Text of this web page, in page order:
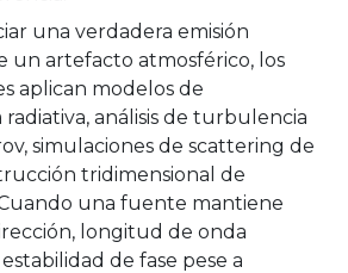
una verdadera emisión
un artefacto atmosférico, los
aplican modelos de
análisis de turbulencia
simulaciones de scattering de
tridimensional de
una fuente mantiene
longitud de onda
de fase pese a